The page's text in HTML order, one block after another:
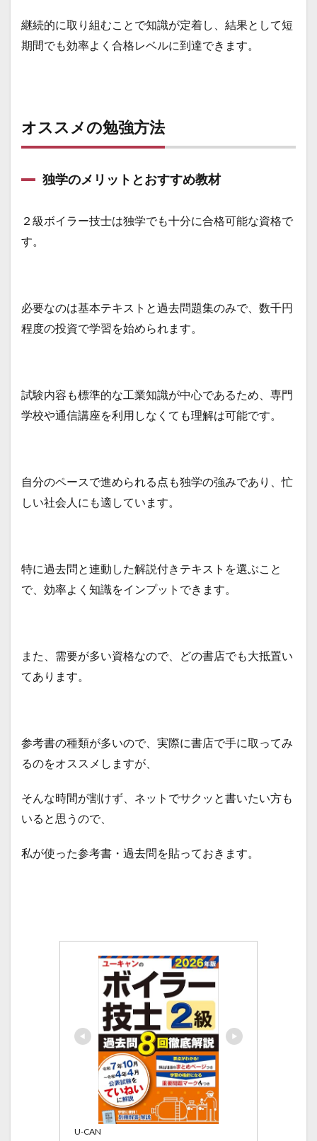
継続的に取り組むことで知識が定着し、結果として短
期間でも効率よく合格レベルに到達できます。
オススメの勉強方法
独学のメリットとおすすめ教材
２級ボイラー技士は独学でも十分に合格可能な資格で
す。
必要なのは基本テキストと過去問題集のみで、数千円
程度の投資で学習を始められます。
試験内容も標準的な工業知識が中心であるため、専門
学校や通信講座を利用しなくても理解は可能です。
自分のペースで進められる点も独学の強みであり、忙
しい社会人にも適しています。
特に過去問と連動した解説付きテキストを選ぶこと
で、効率よく知識をインプットできます。
また、需要が多い資格なので、どの書店でも大抵置い
てあります。
参考書の種類が多いので、実際に書店で手に取ってみ
るのをオススメしますが、
そんな時間が割けず、ネットでサクッと書いたい方も
いると思うので、
私が使った参考書・過去問を貼っておきます。
U-CAN